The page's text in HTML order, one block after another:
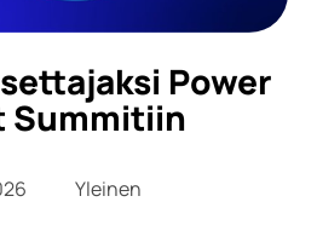
Power
Summitiin
Yleinen